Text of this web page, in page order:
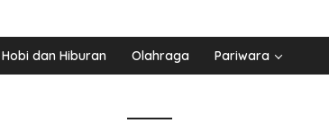
Hobi dan Hiburan Olahraga Pariwara